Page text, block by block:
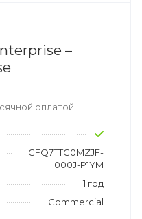
–
оплатой
CFQ7TTC0MZJF-
000J-P1YM
1 год
Commercial